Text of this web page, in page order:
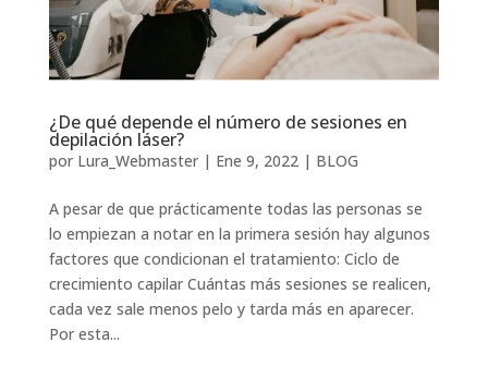
¿De qué depende el número de sesiones en
depilación láser?
por Lura_Webmaster| Ene 9, 2022| BLOG
A pesar de que prácticamente todas las personas se
lo empiezan a notar en la primera sesión hay algunos
factores que condicionan el tratamiento: Ciclo de
crecimiento capilar Cuántas más sesiones se realicen,
cada vez sale menos pelo y tarda más en aparecer.
Por esta...